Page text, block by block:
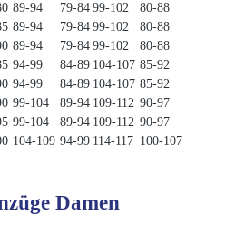
89-94 79-84 99-102
80-88
89-94 79-84 99-102
80-88
89-94 79-84 99-102
80-88
94-99 84-89 104-107 85-92
94-99 84-89 104-107 85-92
99-104 89-94 109-112 90-97
99-104 89-94 109-112 90-97
104-109 94-99 114-117 100-107
Damen